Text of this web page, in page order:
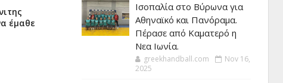
έμαθε
Ισοπαλία στο Βύρωνα για
Αθηναϊκό και Πανόραμα.
Πέρασε από Καματερό η
Νεα Ιωνία.
greekhandball.com
Nov 16,
2025